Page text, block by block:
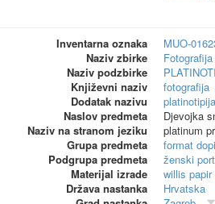
Inventarna oznaka
MUO-
Naziv zbirke
Naziv podzbirke
Književni naziv
fotografija
Dodatak nazivu
platinotipija
Naslov predmeta
Djevojka
Naziv na stranom jeziku
platinum
Grupa predmeta
format
Podgrupa predmeta
ženski
Materijal izrade
willis papir
Država nastanka
Hrvatska